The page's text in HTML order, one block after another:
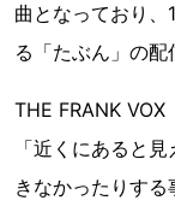
曲となっており
る「たぶん」の配
THE FRANK VOX
「近くにあると
きなかったりする